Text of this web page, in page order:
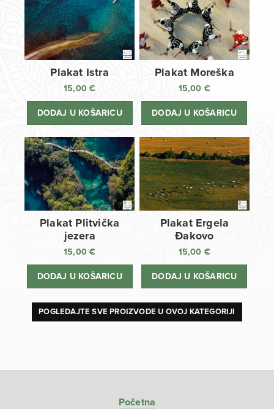
Plakat Istra
15,00€
DODAJ U KOŠARICU
Plakat Moreška
15,00 €
DODAJ U KOŠARICU
Plakat Plitvička
jezera
15,00€
DODAJ U KOŠARICU
Plakat Ergela
Đakovo
15,00 €
DODAJ U KOŠARICU
POGLEDAJTE SVE PROIZVODE U OVOJ KATEGORIJI
Početna